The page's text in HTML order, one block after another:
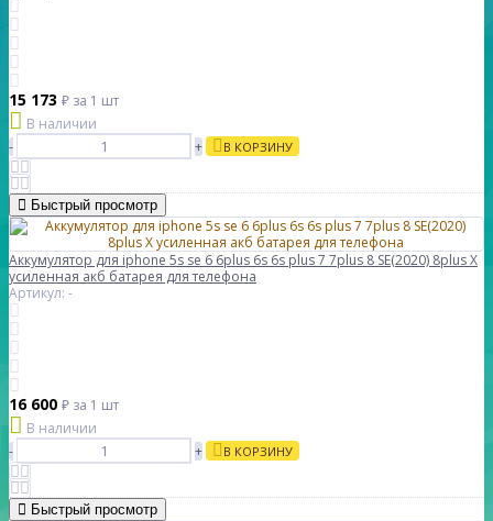
15 173 ₽ за 1 шт
В наличии
-
+ В КОРЗИНУ
Быстрый просмотр
Аккумулятор для iphone 5s se 6 6plus 6s 6s plus 7 7plus 8 SE(2020) 8plus X
усиленная акб батарея для телефона
Артикул: -
16 600 ₽ за 1 шт
В наличии
-
+ В КОРЗИНУ
Быстрый просмотр